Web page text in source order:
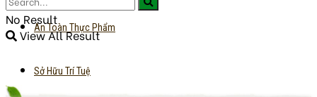
An Toàn Thực Phẩm
Sở Hữu Trí Tuệ
No Result
View All Result